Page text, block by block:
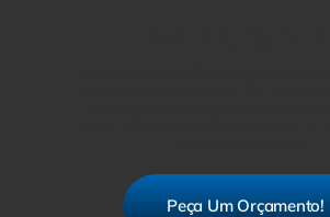
Peça Um Orçamento!